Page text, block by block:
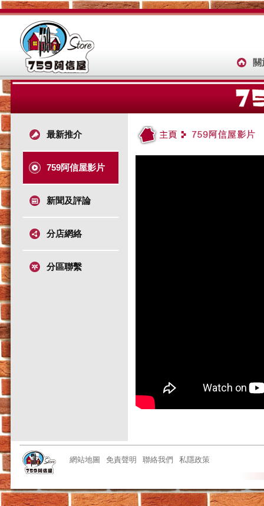
最新推介
759阿信屋影片
新聞及評論
分店網絡
分區聯繫
網站地圖 免責聲明 聯絡我們 私隱政策